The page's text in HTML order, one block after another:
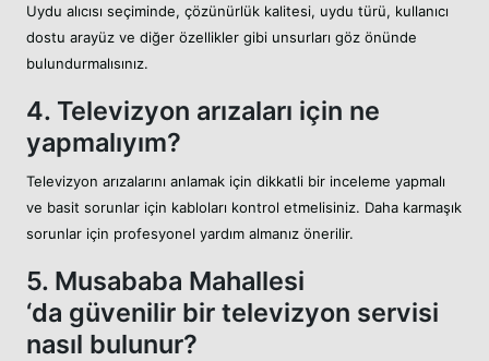
Uydu alıcısı seçiminde, çözünürlük kalitesi, uydu türü, kullanıcı
dostu arayüz ve diğer özellikler gibi unsurları göz önünde
bulundurmalısınız.
4. Televizyon arızaları için ne
yapmalıyım?
Televizyon arızalarını anlamak için dikkatli bir inceleme yapmalı
ve basit sorunlar için kabloları kontrol etmelisiniz. Daha karmaşık
sorunlar için profesyonel yardım almanız önerilir.
5. Musababa Mahallesi
‘da güvenilir bir televizyon servisi
nasıl bulunur?